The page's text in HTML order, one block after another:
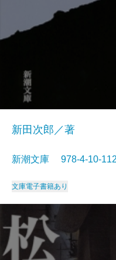
新田次郎／著
新潮文庫 978-4-10-
文庫電子書籍あり